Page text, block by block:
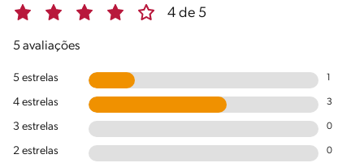
4 de 5
5 avaliações
5 estrelas
4 estrelas 3
3 estrelas 0
2 estrelas 0